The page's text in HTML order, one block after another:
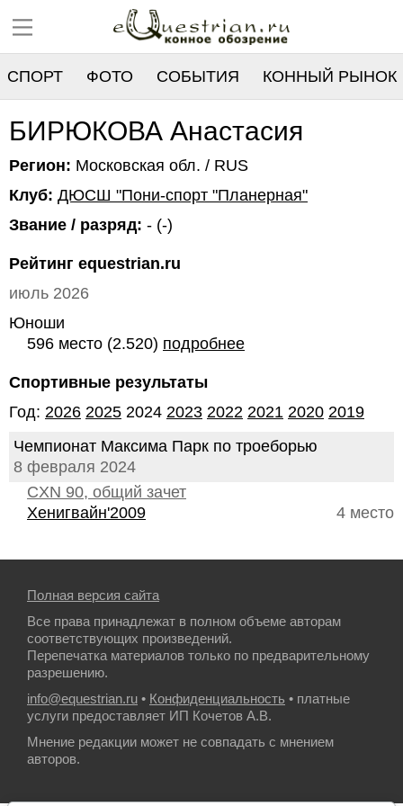
СПОРТ ФОТО СОБЫТИЯ КОННЫЙ РЫНОК
РЕЕСТР
БИРЮКОВА Анастасия
Регион: Московская обл. / RUS
Клуб: ДЮСШ "Пони-спорт "Планерная"
Звание / разряд: - (-)
Рейтинг equestrian.ru
июль 2026
Юноши
596 место (2.520) подробнее
Спортивные результаты
Год: 2026 2025 2024 2023 2022 2021 2020 2019
Чемпионат Максима Парк по троеборью
8 февраля 2024
CXN 90, общий зачет
4 место
Хенигвайн'2009
Полная версия сайта
Все права принадлежат в полном объеме авторам
соответствующих произведений.
Перепечатка материалов только по предварительному
разрешению.
info@equestrian.ru • Конфиденциальность • платные
услуги предоставляет ИП Кочетов А.В.
Мнение редакции может не совпадать с мнением
авторов.